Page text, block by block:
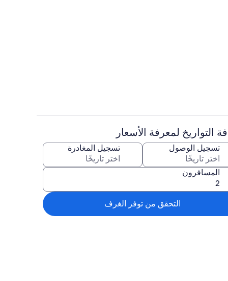
التواريخ لمعرفة الأسعار
تسجيل الوصول تسجيل المغادرة
المسافرون
التحقق من توفر الغرف